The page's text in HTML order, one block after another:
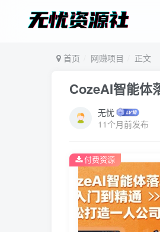
首页 网赚项目 正文
CozeAI智能体
无忧
11个月前发布
付费资源